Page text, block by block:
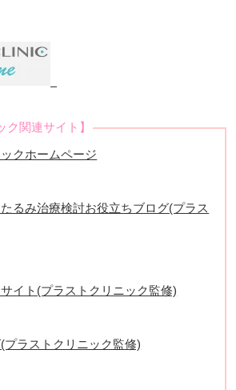
ク関連サイト】
クホームページ
るみ治療検討お役立ちブログ(プラス
イト(プラストクリニック監修)
プラストクリニック監修)